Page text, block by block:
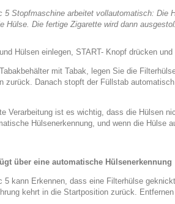
5 Stopfmaschine arbeitet vollautomatisch: Die
Hülse. Die fertige Zigarette wird dann
Hülsen einlegen, START- Knopf drücken
mit Tabak, legen Sie die
zurück. Danach stopft der Füllstab
Verarbeitung ist es wichtig, dass die Hülsen
Hülsenerkennung, und wenn die Hülse
über eine automatische Hülsenerkennung
5 kann Erkennen, dass eine Filterhülse
kehrt in die Startposition zurück.